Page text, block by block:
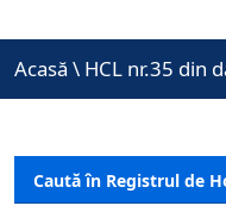
Acasă \ HCL nr.35 din
Caută în Registrul de